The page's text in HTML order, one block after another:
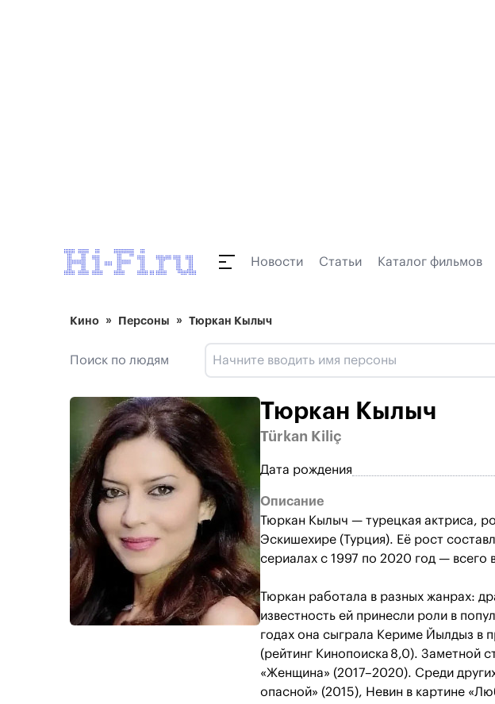
Новости Статьи Каталог фильмов
Кино Персоны Тюркан Кылыч
Поиск по людям
Тюркан Кылыч
Türkan Kiliç
Дата рождения
Описание
Тюркан Кылыч — турецкая актриса,
Эскишехире (Турция). Её рост
сериалах с 1997 по 2020 год — всего
Тюркан работала в разных жанрах:
известность ей принесли роли в
годах она сыграла Кериме Йылдыз в
(рейтинг Кинопоиска 8,0). Заметной
«Женщина» (2017–2020). Среди
опасной» (2015), Невин в картине